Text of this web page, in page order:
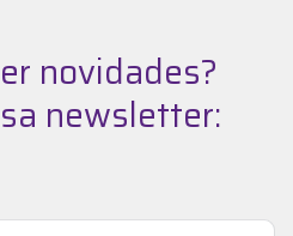
novidades?
newsletter: